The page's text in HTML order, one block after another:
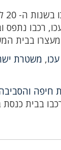
רכבו נתפס
בבית
עכו, משטרת
חיפה
בבית כנסת